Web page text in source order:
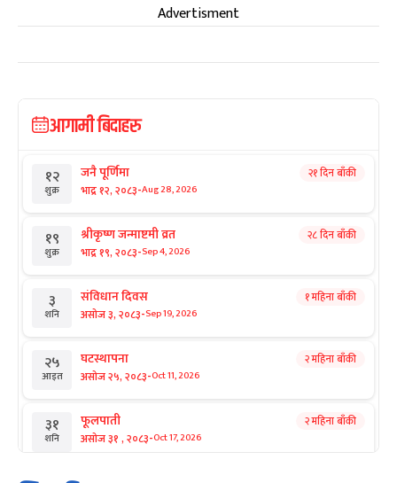
Advertisment
आगामी बिदाहरु
१२
शुक्र
जनै पूर्णिमा
भाद्र १२, २०८३-Aug 28, 2026
२१ दिन बाँकी
१९
शुक्र
श्रीकृष्ण जन्माष्टमी व्रत
भाद्र १९, २०८३-Sep 4, 2026
२८ दिन बाँकी
३
शनि
संविधान दिवस
असोज ३, २०८३-Sep 19, 2026
१ महिना बाँकी
२५
आइत
घटस्थापना
असोज २५, २०८३-Oct 11, 2026
२ महिना बाँकी
३१
शनि
फूलपाती
असोज ३१ , २०८३-Oct 17, 2026
२ महिना बाँकी